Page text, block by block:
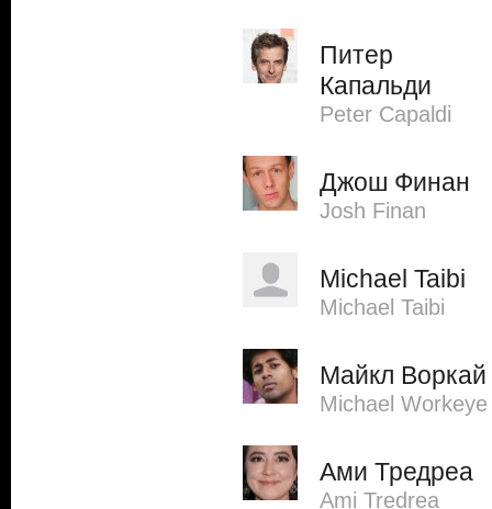
Питер
Капальди
Peter Capaldi
Джош Финан
Josh Finan
Michael Taibi
Michael Taibi
Майкл Воркай
Michael Workeye
Ами Тредреа
Ami Tredrea